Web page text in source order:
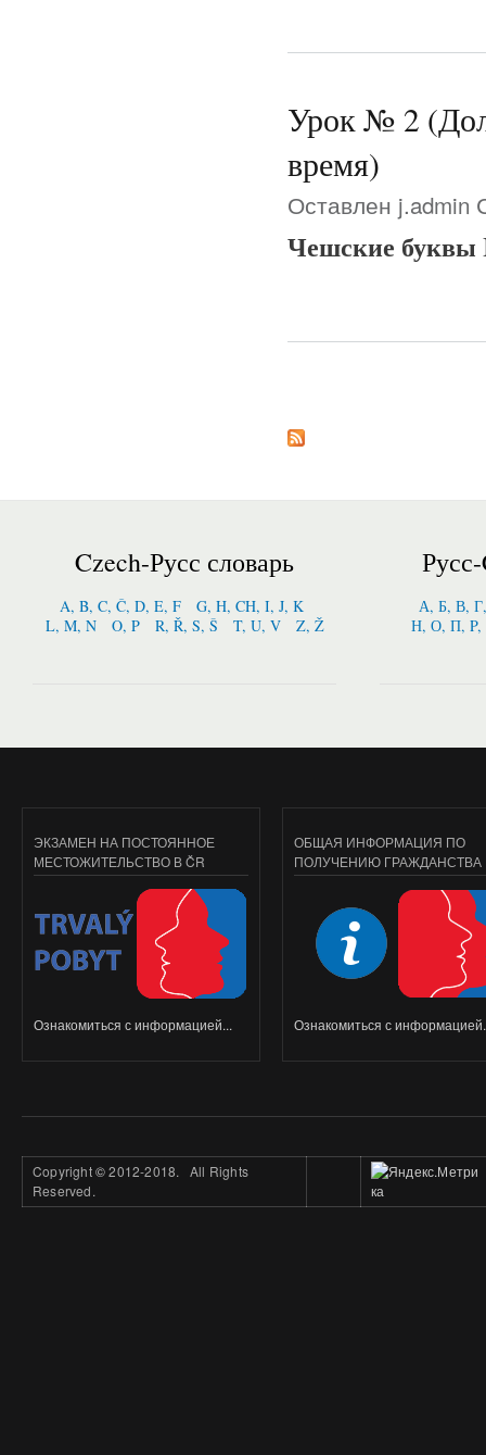
Урок № 2
время)
Оставлен j.admin
Чешские буквы
Czech-Русс словарь
A, B, C, Č, D, E, F
G, H, CH, I, J, K
L, M, N
O, P R, Ř, S, Š T, U, V Z, Ž
А, Б, В,
Н, О, П,
ЭКЗАМЕН НА ПОСТОЯННОЕ
МЕСТОЖИТЕЛЬСТВО В ČR
Ознакомиться с информацией...
ОБЩАЯ ИНФОРМАЦИЯ ПО
ПОЛУЧЕНИЮ ГРАЖДАНСТВА
Ознакомиться с
Copyright©2012-2018. All Rights
Reserved.